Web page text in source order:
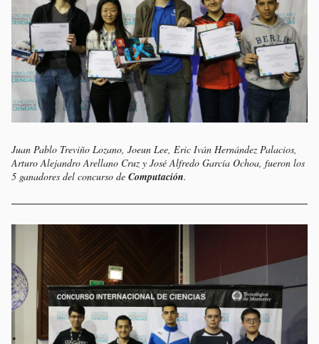
Juan Pablo Treviño Lozano, Joeun Lee, Eric Iván Hernández Palacios,
Arturo Alejandro Arellano Cruz y José Alfredo García Ochoa, fueron los
5 ganadores del concurso de Computación.